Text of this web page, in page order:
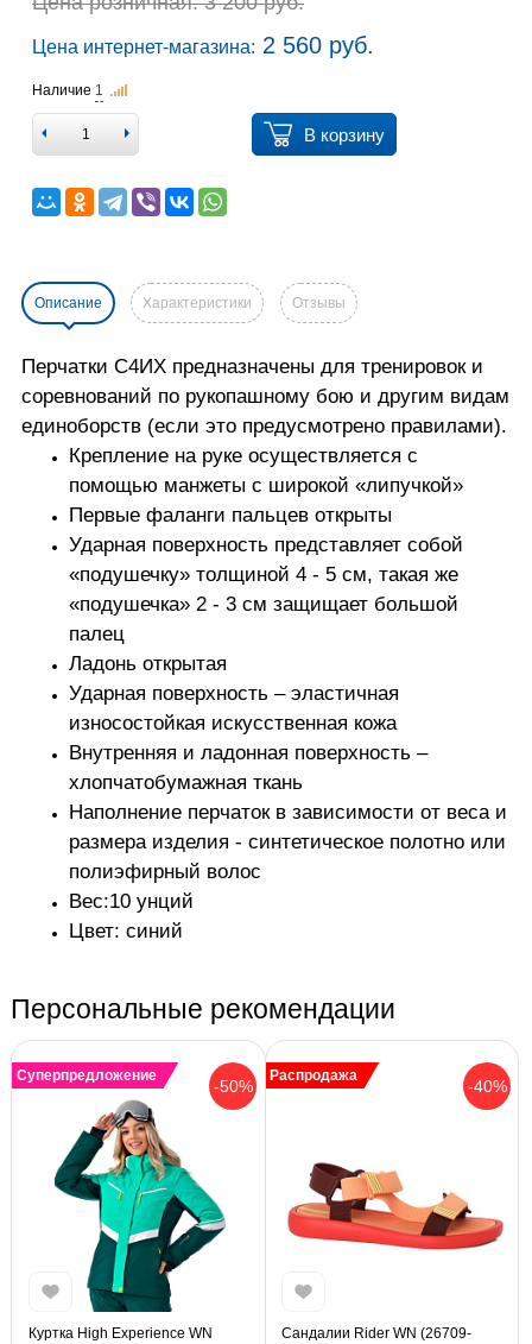
Цена интернет-магазина: 2 560 руб.
Наличие 1
В корзину
Описание Характеристики Отзывы
Перчатки С4ИХ предназначены для тренировок и
соревнований по рукопашному бою и другим видам
единоборств (если это предусмотрено правилами).
Крепление на руке осуществляется с
помощью манжеты с широкой «липучкой»
Первые фаланги пальцев открыты
Ударная поверхность представляет собой
«подушечку» толщиной 4 - 5 см, такая же
«подушечка» 2 - 3 см защищает большой
палец
Ладонь открытая
Ударная поверхность – эластичная
износостойкая искусственная кожа
Внутренняя и ладонная поверхность –
хлопчатобумажная ткань
Наполнение перчаток в зависимости от веса и
размера изделия - синтетическое полотно или
полиэфирный волос
Вес:10 унций
Цвет: синий
Персональные рекомендации
-50%
Суперпредложение
Куртка High Experience WN
-40%
Распродажа
Сандалии Rider WN (26709-